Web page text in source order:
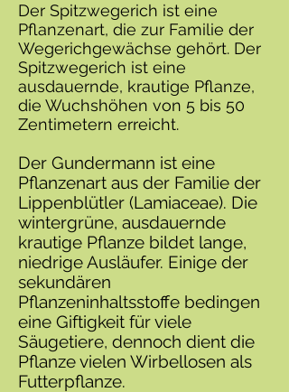
Der Spitzwegerich ist eine
Pflanzenart, die zur Familie der
Wegerichgewächse gehört. Der
Spitzwegerich ist eine
ausdauernde, krautige Pflanze,
die Wuchshöhen von 5 bis 50
Zentimetern erreicht.
Der Gundermann ist eine
Pflanzenart aus der Familie der
Lippenblütler (Lamiaceae). Die
wintergrüne, ausdauernde
krautige Pflanze bildet lange,
niedrige Ausläufer. Einige der
sekundären
Pflanzeninhaltsstoffe bedingen
eine Giftigkeit für viele
Säugetiere, dennoch dient die
Pflanze vielen Wirbellosen als
Futterpflanze.